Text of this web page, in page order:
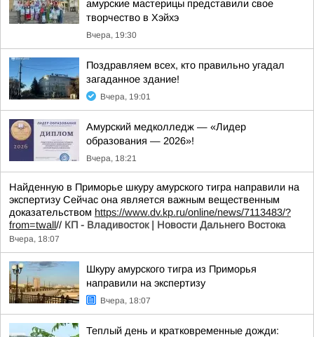
амурские мастерицы представили свое
творчество в Хэйхэ
Вчера, 19:30
Поздравляем всех, кто правильно угадал
загаданное здание!
Вчера, 19:01
Амурский медколледж — «Лидер
образования — 2026»!
Вчера, 18:21
Найденную в Приморье шкуру амурского тигра направили на
экспертизу Сейчас она является важным вещественным
доказательством https://www.dv.kp.ru/online/news/7113483/?
from=twall// КП - Владивосток | Новости Дальнего Востока
Вчера, 18:07
Шкуру амурского тигра из Приморья
направили на экспертизу
Вчера, 18:07
Теплый день и кратковременные дожди: